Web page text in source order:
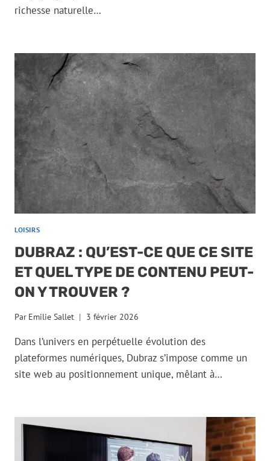
richesse naturelle…
LOISIRS
DUBRAZ : QU’EST-CE QUE CE SITE
ET QUEL TYPE DE CONTENU PEUT-
ON Y TROUVER ?
Par Emilie Sallet 3 février 2026
Dans l’univers en perpétuelle évolution des
plateformes numériques, Dubraz s’impose comme un
site web au positionnement unique, mêlant à…